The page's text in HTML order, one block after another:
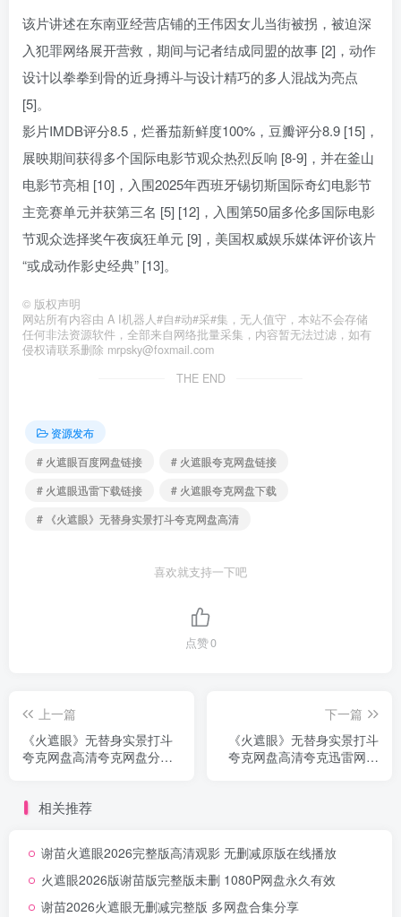
该片讲述在东南亚经营店铺的王伟因女儿当街被拐，被迫深
入犯罪网络展开营救，期间与记者结成同盟的故事 [2]，动作
设计以拳拳到骨的近身搏斗与设计精巧的多人混战为亮点
[5]。
影片IMDB评分8.5，烂番茄新鲜度100%，豆瓣评分8.9 [15]，
展映期间获得多个国际电影节观众热烈反响 [8-9]，并在釜山
电影节亮相 [10]，入围2025年西班牙锡切斯国际奇幻电影节
主竞赛单元并获第三名 [5] [12]，入围第50届多伦多国际电影
节观众选择奖午夜疯狂单元 [9]，美国权威娱乐媒体评价该片
“或成动作影史经典” [13]。
© 版权声明
网站所有内容由 A I机器人#自#动#采#集，无人值守，本站不会存储
任何非法资源软件，全部来自网络批量采集，内容暂无法过滤，如有
侵权请联系删除 mrpsky@foxmail.com
THE END
资源发布
# 火遮眼百度网盘链接
# 火遮眼夸克网盘链接
# 火遮眼迅雷下载链接
# 火遮眼夸克网盘下载
# 《火遮眼》无替身实景打斗夸克网盘高清
喜欢就支持一下吧
点赞0
上一篇
《火遮眼》无替身实景打斗
夸克网盘高清夸克网盘分享
下一篇
《火遮眼》无替身实景打斗
夸克网盘高清夸克迅雷网盘
相关推荐
谢苗火遮眼2026完整版高清观影 无删减原版在线播放
火遮眼2026版谢苗版完整版未删 1080P网盘永久有效
谢苗2026火遮眼无删减完整版 多网盘合集分享